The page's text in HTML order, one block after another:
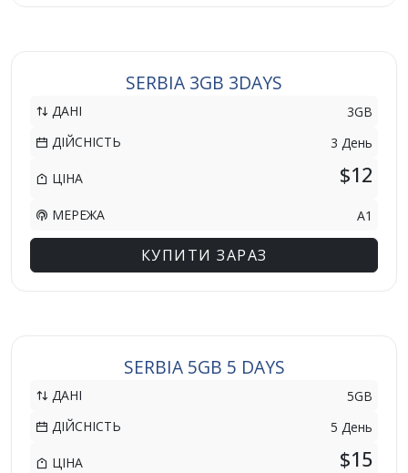
SERBIA 3GB 3DAYS
ДАНІ
3GB
ДІЙСНІСТЬ
3 День
ЦІНА $12
МЕРЕЖА A1
КУПИТИ ЗАРАЗ
SERBIA 5GB 5 DAYS
ДАНІ
5GB
ДІЙСНІСТЬ
5 День
ЦІНА $15